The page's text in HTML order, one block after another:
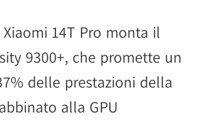
14T Pro monta il
9300+, che promette un
delle prestazioni della
alla GPU